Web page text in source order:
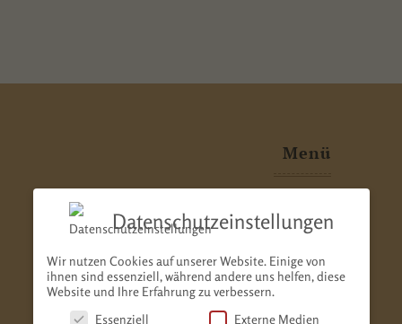
Menü
home
über mich
galerie & presse
Datenschutzeinstellungen
Wir nutzen Cookies auf unserer Website. Einige von
ihnen sind essenziell, während andere uns helfen, diese
Website und Ihre Erfahrung zu verbessern.
Essenziell
Externe Medien